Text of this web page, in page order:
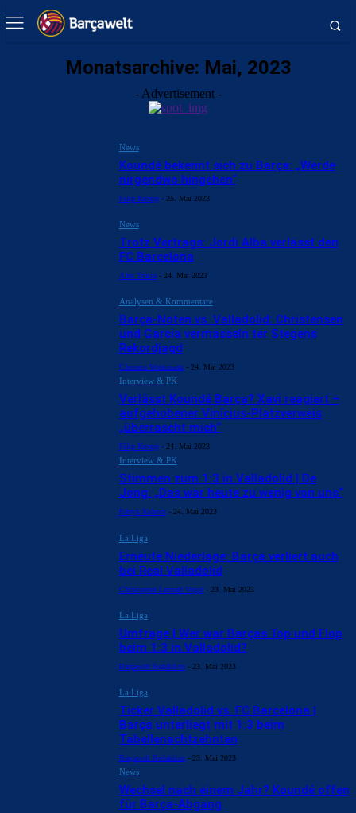
Monatsarchive: Mai, 2023
- Advertisement -
News
Koundé bekennt sich zu Barça: „Werde
nirgendwo hingehen“
Filip Knopp - 25. Mai 2023
News
Trotz Vertrags: Jordi Alba verlässt den
FC Barcelona
Alex Truica - 24. Mai 2023
Analysen & Kommentare
Barça-Noten vs. Valladolid: Christensen
und Garcia vermasseln ter Stegens
Rekordjagd
Clemens Wustmann - 24. Mai 2023
Interview & PK
Verlässt Koundé Barça? Xavi reagiert –
aufgehobener Vinícius-Platzverweis
„überrascht mich“
Filip Knopp - 24. Mai 2023
Interview & PK
Stimmen zum 1:3 in Valladolid | De
Jong: „Das war heute zu wenig von uns“
Patryk Kubocz - 24. Mai 2023
La Liga
Erneute Niederlage: Barça verliert auch
bei Real Valladolid
Christopher Lennart Vogel - 23. Mai 2023
La Liga
Umfrage | Wer war Barças Top und Flop
beim 1:3 in Valladolid?
Barçawelt Redaktion - 23. Mai 2023
La Liga
Ticker Valladolid vs. FC Barcelona |
Barça unterliegt mit 1:3 beim
Tabellenachtzehnten
Barçawelt Redaktion - 23. Mai 2023
News
Wechsel nach einem Jahr? Koundé offen
für Barça-Abgang